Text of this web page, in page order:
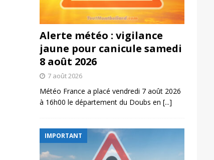
Alerte météo : vigilance
jaune pour canicule samedi
8 août 2026
7 août 2026
Météo France a placé vendredi 7 août 2026
à 16h00 le département du Doubs en [...]
IMPORTANT